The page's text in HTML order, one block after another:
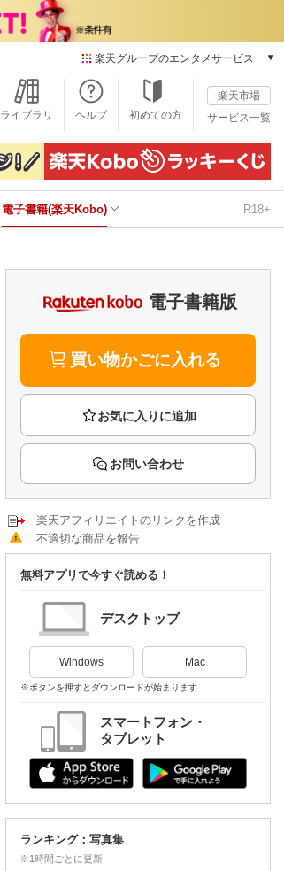
楽天グループのエンタメサービス
本/ゲーム/CD/DVD
楽天ブックス
電子書籍
楽天Kobo
雑誌読み放題
楽天ミュージック
楽天TV
動画配信ガイド
Rakuten PLAY
Rチャンネル
楽天チケット
エンタメニュース
推し楽
ライブラリ ヘルプ 初めての方
楽天市場
サービス一覧
電子書籍(楽天Kobo) R18+
電子書籍版
買い物かごに入れる
お問い合わせ
楽天アフィリエイトのリンクを作成
不適切な商品を報告
無料アプリで今すぐ読める！
デスクトップ
Windows Mac
※ボタンを押すとダウンロードが始まります
スマートフォン・
タブレット
ランキング：写真集
※1時間ごとに更新